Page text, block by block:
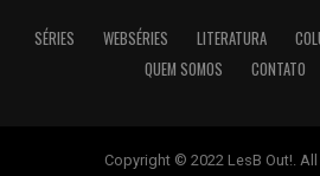
SÉRIES WEBSÉRIES LITERATURA
QUEM SOMOS
CONTATO
Copyright © 2022 LesB Out!.